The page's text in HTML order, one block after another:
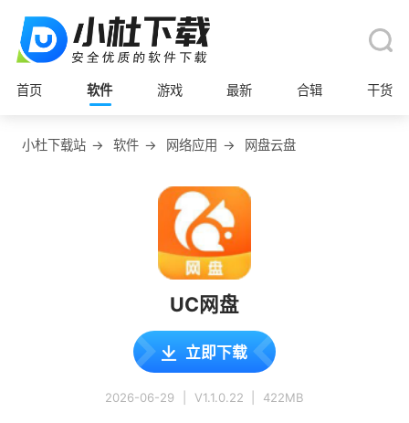
首页 软件 游戏 最新 合辑 干货
小杜下载站 → 软件 → 网络应用 → 网盘云盘
UC网盘
立即下载
2026-06-29 V1.1.0.22 422MB